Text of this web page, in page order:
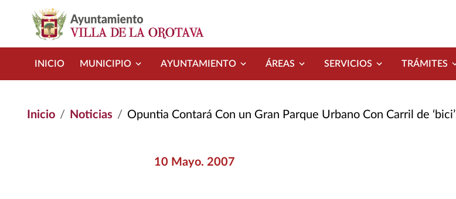
INICIO MUNICIPIO AYUNTAMIENTO ÁREAS SERVICIOS TRÁMITES
Inicio Noticias Opuntia Contará Con un Gran Parque Urbano Con Carril de ‘bici’ y Otras Áreas de Ocio
10 Mayo. 2007